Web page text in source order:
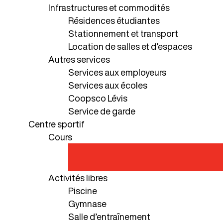
Infrastructures et commodités
Résidences étudiantes
Stationnement et transport
Location de salles et d’espaces
Autres services
Services aux employeurs
Services aux écoles
Coopsco Lévis
Service de garde
Centre sportif
Cours
Activités libres
Piscine
Gymnase
Salle d’entraînement